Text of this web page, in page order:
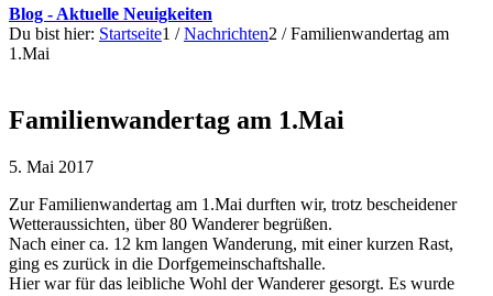
Blog - Aktuelle Neuigkeiten
Du bist hier: Startseite1 / Nachrichten2 / Familienwandertag am
1.Mai
Familienwandertag am 1.Mai
5. Mai 2017
Zur Familienwandertag am 1.Mai durften wir, trotz bescheidener
Wetteraussichten, über 80 Wanderer begrüßen.
Nach einer ca. 12 km langen Wanderung, mit einer kurzen Rast,
ging es zurück in die Dorfgemeinschaftshalle.
Hier war für das leibliche Wohl der Wanderer gesorgt. Es wurde